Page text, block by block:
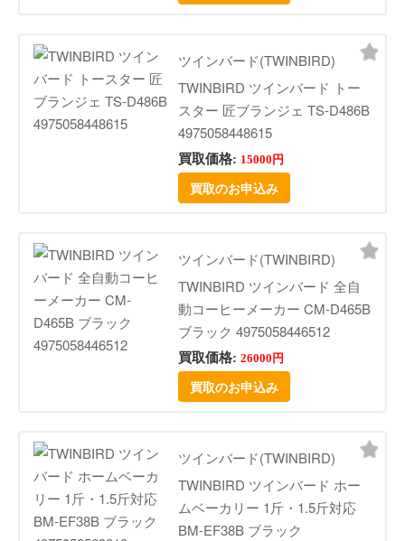
ツインバード(TWINBIRD)
TWINBIRD ツインバード トー
スター 匠ブランジェ TS-D486B
4975058448615
買取価格: 15000円
買取のお申込み
ツインバード(TWINBIRD)
TWINBIRD ツインバード 全自
動コーヒーメーカー CM-D465B
ブラック 4975058446512
買取価格: 26000円
買取のお申込み
ツインバード(TWINBIRD)
TWINBIRD ツインバード ホー
ムベーカリー 1斤・1.5斤対応
BM-EF38B ブラック